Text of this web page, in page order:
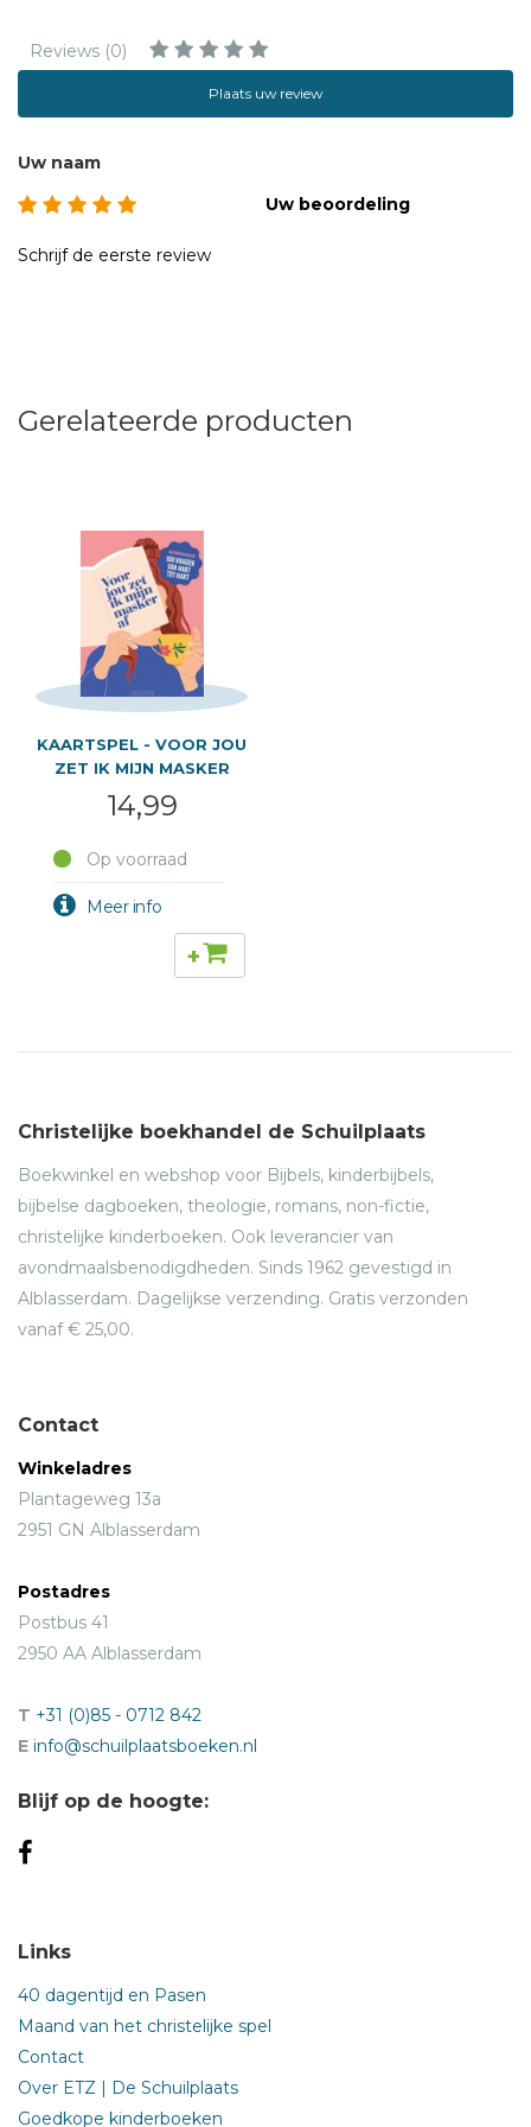
Reviews (0)
Plaats uw review
Uw naam
Uw beoordeling
Schrijf de eerste review
Gerelateerde producten
KAARTSPEL - VOOR JOU
ZET IK MIJN MASKER
14,99
Op voorraad
+
Christelijke boekhandel de Schuilplaats
Boekwinkel en webshop voor Bijbels, kinderbijbels,
bijbelse dagboeken, theologie, romans, non-fictie,
christelijke kinderboeken. Ook leverancier van
avondmaalsbenodigdheden. Sinds 1962 gevestigd in
Alblasserdam. Dagelijkse verzending. Gratis verzonden
vanaf € 25,00.
Contact
Winkeladres
Plantageweg 13a
2951 GN Alblasserdam
Postadres
Postbus 41
2950 AA Alblasserdam
T +31 (0)85 - 0712 842
E info@schuilplaatsboeken.nl
Blijf op de hoogte:
Links
40 dagentijd en Pasen
Maand van het christelijke spel
Contact
Over ETZ | De Schuilplaats
Goedkope kinderboeken